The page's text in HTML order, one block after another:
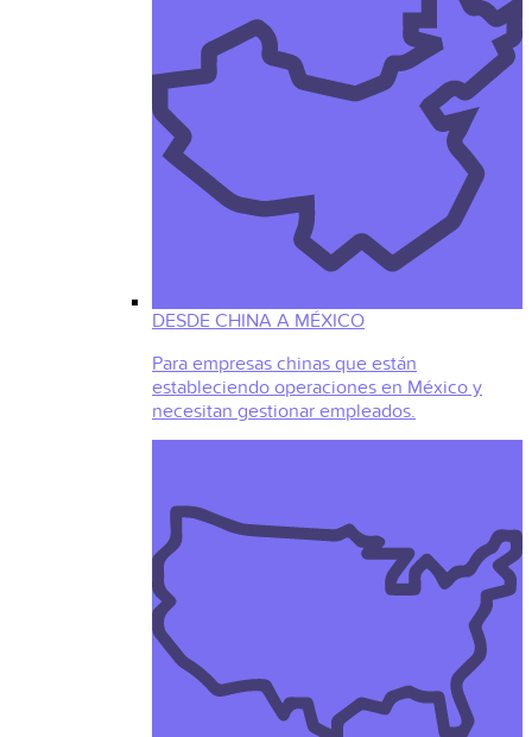
DESDE CHINA A MÉXICO
Para empresas chinas que están
estableciendo operaciones en México y
necesitan gestionar empleados.